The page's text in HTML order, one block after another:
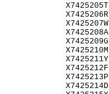
X7425205T
X7425206R
X7425207W
X7425208A
X7425209G
X7425210M
X7425211Y
X7425212F
X7425213P
X7425214D